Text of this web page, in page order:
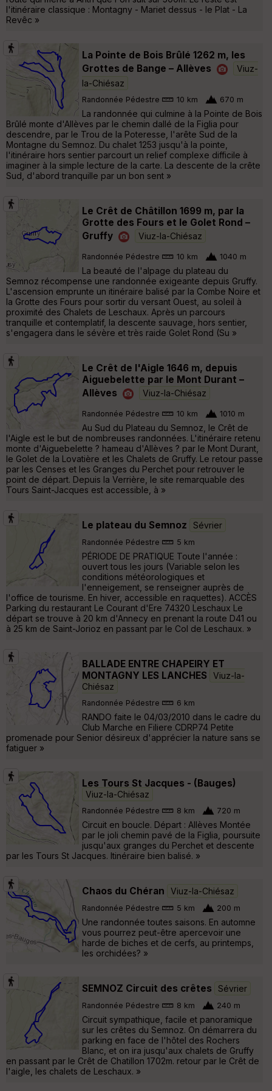
l'itinéraire classique : Montagny - Mariet dessus - le Plat - La
Revêc »
La Pointe de Bois Brûlé 1262 m, les
Grottes de Bange – Allèves
Viuz-
la-Chiésaz
Randonnée Pédestre 10 km 670 m
La randonnée qui culmine à la Pointe de Bois
Brûlé monte d'Allèves par le chemin dallé de la Figlia pour
descendre, par le Trou de la Poteresse, l'arête Sud de la
Montagne du Semnoz. Du chalet 1253 jusqu'à la pointe,
l'itinéraire hors sentier parcourt un relief complexe difficile à
imaginer à la simple lecture de la carte. La descente de la crête
Sud, d'abord tranquille par un bon sent »
Le Crêt de Châtillon 1699 m, par la
Grotte des Fours et le Golet Rond –
Gruffy
Viuz-la-Chiésaz
Randonnée Pédestre 10 km 1040 m
La beauté de l'alpage du plateau du
Semnoz récompense une randonnée exigeante depuis Gruffy.
L'ascension emprunte un itinéraire balisé par la Combe Noire et
la Grotte des Fours pour sortir du versant Ouest, au soleil à
proximité des Chalets de Leschaux. Après un parcours
tranquille et contemplatif, la descente sauvage, hors sentier,
s'engagera dans le sévère et très raide Golet Rond (Su »
Le Crêt de l'Aigle 1646 m, depuis
Aiguebelette par le Mont Durant –
Allèves
Viuz-la-Chiésaz
Randonnée Pédestre 10 km 1010 m
Au Sud du Plateau du Semnoz, le Crêt de
l'Aigle est le but de nombreuses randonnées. L'itinéraire retenu
monte d'Aiguebelette ? hameau d'Allèves ? par le Mont Durant,
le Golet de la Lovatière et les Chalets de Gruffy. Le retour passe
par les Censes et les Granges du Perchet pour retrouver le
point de départ. Depuis la Verrière, le site remarquable des
Tours Saint-Jacques est accessible, à »
Le plateau du Semnoz Sévrier
Randonnée Pédestre 5 km
PÉRIODE DE PRATIQUE Toute l'année :
ouvert tous les jours (Variable selon les
conditions météorologiques et
l'enneigement, se renseigner auprès de
l'office de tourisme. En hiver, accessible en raquettes). ACCÈS
Parking du restaurant Le Courant d'Ere 74320 Leschaux Le
départ se trouve à 20 km d'Annecy en prenant la route D41 ou
à 25 km de Saint-Jorioz en passant par le Col de Leschaux. »
BALLADE ENTRE CHAPEIRY ET
MONTAGNY LES LANCHES
Viuz-la-
Chiésaz
Randonnée Pédestre 6 km
RANDO faite le 04/03/2010 dans le cadre du
Club Marche en Filiere CDRP74 Petite
promenade pour Senior désireux d'apprécier la nature sans se
fatiguer »
Les Tours St Jacques - (Bauges)
Viuz-la-Chiésaz
Randonnée Pédestre 8 km 720 m
Circuit en boucle. Départ : Allèves Montée
par le joli chemin pavé de la Figlia, poursuite
jusqu'aux granges du Perchet et descente
par les Tours St Jacques. Itinéraire bien balisé. »
Chaos du Chéran Viuz-la-Chiésaz
Randonnée Pédestre 5 km 200 m
Une randonnée toutes saisons. En automne
vous pourrez peut-être apercevoir une
harde de biches et de cerfs, au printemps,
les orchidées? »
SEMNOZ Circuit des crêtes Sévrier
Randonnée Pédestre 8 km 240 m
Circuit sympathique, facile et panoramique
sur les crêtes du Semnoz. On démarrera du
parking en face de l'hôtel des Rochers
Blanc, et on ira jusqu'aux chalets de Gruffy
en passant par le Crêt de Chatillon 1702m. retour par le Crêt de
l'aigle, les chalets de Leschaux. »